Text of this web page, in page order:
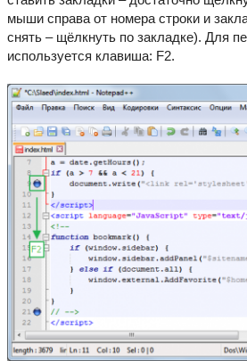
мыши справа от номера строки и
снять – щёлкнуть по закладке). Для
используется клавиша: F2.